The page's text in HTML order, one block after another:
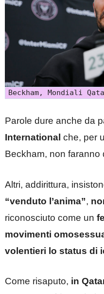
Beckham, Mondiali
Parole dure anche da
International che, per
Beckham, non faranno
Altri, addirittura,
“venduto l’anima”,
riconosciuto come un
movimenti
volentieri lo status di
Come risaputo, in